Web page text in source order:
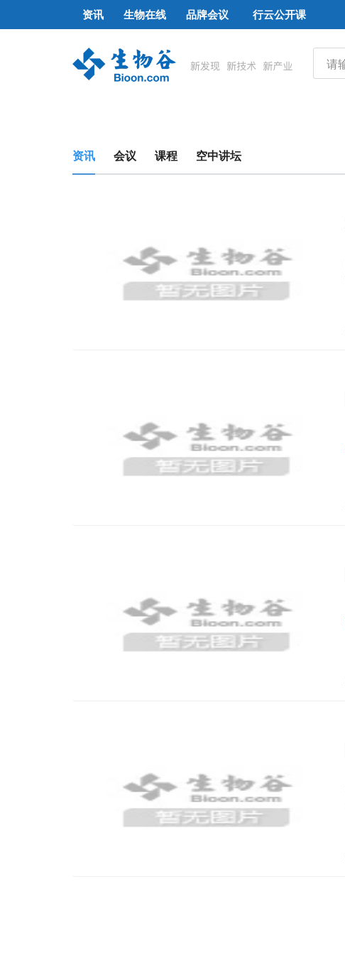
资讯 生物在线 品牌会议 行云公开课
资讯 会议 课程 空中讲坛